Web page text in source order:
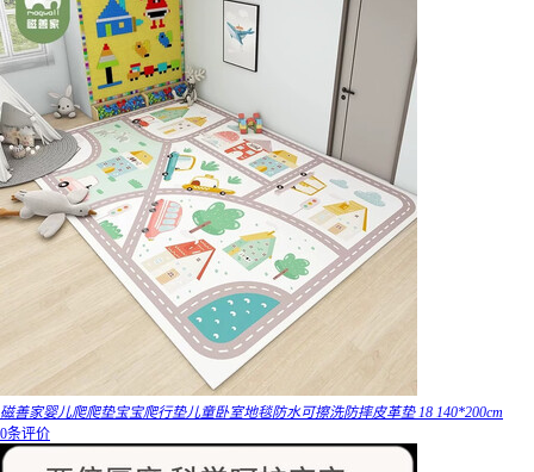
磁善家婴儿爬爬垫宝宝爬行垫儿童卧室地毯防水可擦洗防摔皮革垫 18 140*200cm
0条评价